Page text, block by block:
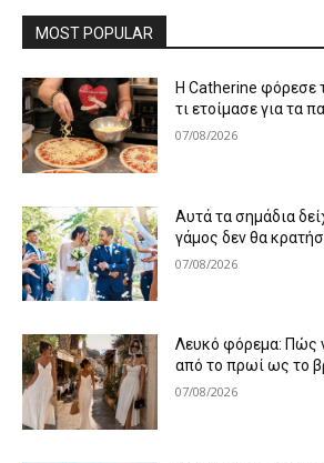
MOST POPULAR
Η Catherine φόρεσε
τι ετοίμασε για τα
07/08/2026
Αυτά τα σημάδια
γάμος δεν θα
07/08/2026
Λευκό φόρεμα: Πώς
από το πρωί ως το
07/08/2026